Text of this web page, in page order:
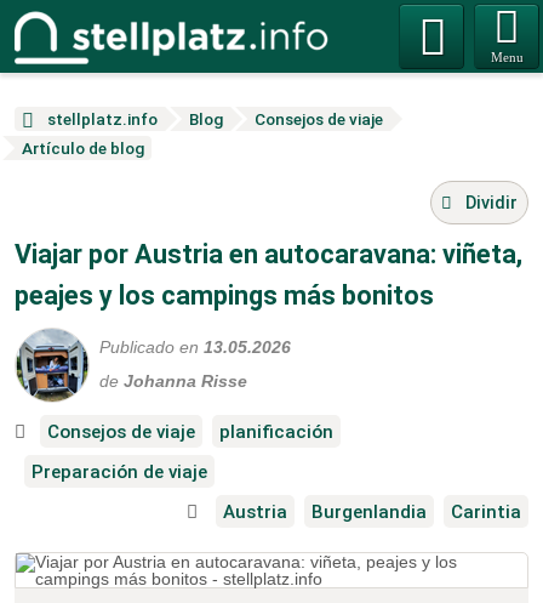
Menu
stellplatz.info Blog
Consejos de viaje
Artículo de blog
Dividir
Viajar por Austria en autocaravana: viñeta,
peajes y los campings más bonitos
Publicado en 13.05.2026
de Johanna Risse
Consejos de viaje
planificación
Preparación de viaje
Austria
Burgenlandia Carintia